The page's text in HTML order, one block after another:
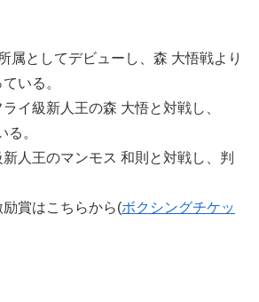
属としてデビューし、森 大悟戦より
いる。
イ級新人王の森 大悟と対戦し、
。
新人王のマンモス 和則と対戦し、判
励賞はこちらから(ボクシングチケッ